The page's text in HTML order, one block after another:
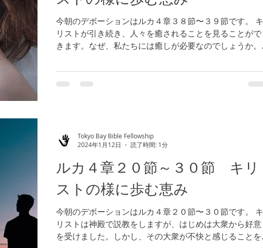
今朝のデボーションはルカ４章３８節〜３９節です。 キ
リストが引き続き、人々を癒されることを見ることがで
きます。なぜ、私たちには癒しが必要なのでしょうか。
れた満ち溢れるほどに豊かな人生を歩み通すことができ
るからです。（参照 ヨ...
ルカ４章２０節～３０節 キリ
ストの様に歩む恵み
今朝のデボーションはルカ４章２０節〜３０節です。 キ
リストは神殿で説教をしますが、はじめは大衆から好意
を受けました。しかし、その大衆が不快と感じることを
Tokyo Bay Bible Fellowship
2024年1月12日
読了時間: 1分